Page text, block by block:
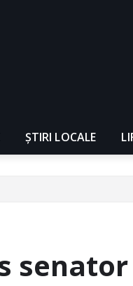
ȘTIRI LOCALE
senator